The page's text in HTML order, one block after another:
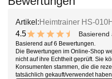
Artikel: Heimtrainer HS-
4.5
9 out of 10 stars
Basierend
Basierend auf 6 Bewertungen.
Die Bewertungen im Online-Shop
nicht auf ihre Echtheit geprüft. Sie
Konsumenten stammen, die die
tatsächlich gekauft/verwendet